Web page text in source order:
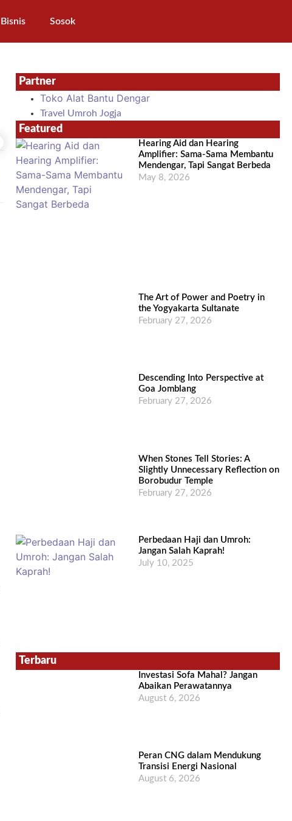
Bisnis Sosok
Partner
Toko Alat Bantu Dengar
Travel Umroh Jogja
Featured
Hearing Aid dan Hearing
Amplifier: Sama-Sama Membantu
Mendengar, Tapi Sangat Berbeda
May 8, 2026
The Art of Power and Poetry in
the Yogyakarta Sultanate
February 27, 2026
Descending Into Perspective at
Goa Jomblang
February 27, 2026
When Stones Tell Stories: A
Slightly Unnecessary Reflection on
Borobudur Temple
February 27, 2026
Perbedaan Haji dan Umroh:
Jangan Salah Kaprah!
July 10, 2025
Terbaru
Investasi Sofa Mahal? Jangan
Abaikan Perawatannya
August 6, 2026
Peran CNG dalam Mendukung
Transisi Energi Nasional
August 6, 2026